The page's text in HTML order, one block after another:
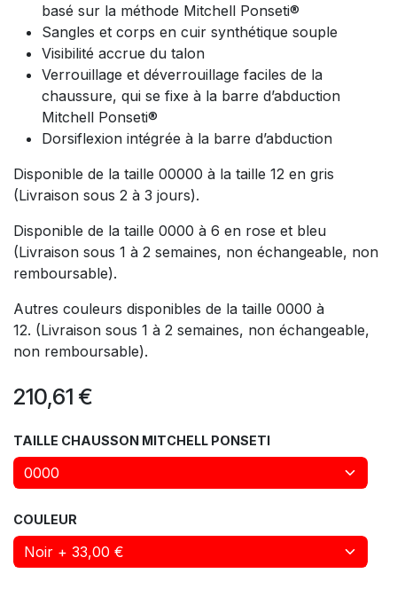
basé sur la méthode Mitchell Ponseti®
Sangles et corps en cuir synthétique souple
Visibilité accrue du talon
Verrouillage et déverrouillage faciles de la
chaussure, qui se fixe à la barre d’abduction
Mitchell Ponseti®
Dorsiflexion intégrée à la barre d’abduction
Disponible de la taille 00000 à la taille 12 en gris
(Livraison sous 2 à 3 jours).
Disponible de la taille 0000 à 6 en rose et bleu
(Livraison sous 1 à 2 semaines, non échangeable, non
remboursable).
Autres couleurs disponibles de la taille 0000 à
12. (Livraison sous 1 à 2 semaines, non échangeable,
non remboursable).
210,61 €
TAILLE CHAUSSON MITCHELL PONSETI
COULEUR